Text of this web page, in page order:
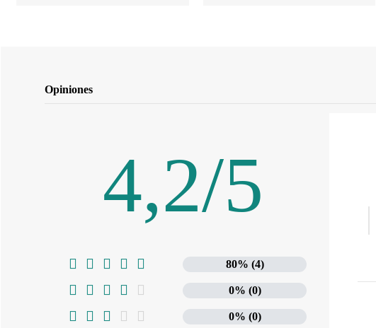
Opiniones
4,2/5
     80% (4)
     0% (0)
     0% (0)